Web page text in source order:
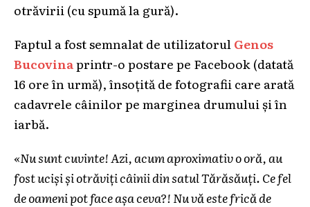
otrăvirii (cu spumă la gură).
Faptul a fost semnalat de utilizatorul Genos
Bucovinaprintr-o postare pe Facebook (datată
16 ore în urmă), însoțită de fotografii care arată
cadavrele câinilor pe marginea drumului și în
iarbă.
«Nu sunt cuvinte! Azi, acum aproximativ o oră, au
fost uciși și otrăviți câinii din satul Tărăsăuți. Ce fel
de oameni pot face așa ceva?! Nu vă este frică de